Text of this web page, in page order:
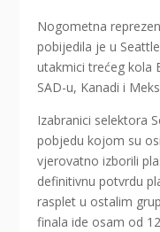
Nogometna
pobijedila je u
utakmici trećeg kola
SAD-u, Kanadi i
Izabranici selektora
pobjedu kojom su
vjerovatno izborili
definitivnu potvrdu
rasplet u ostalim
finala ide osam od